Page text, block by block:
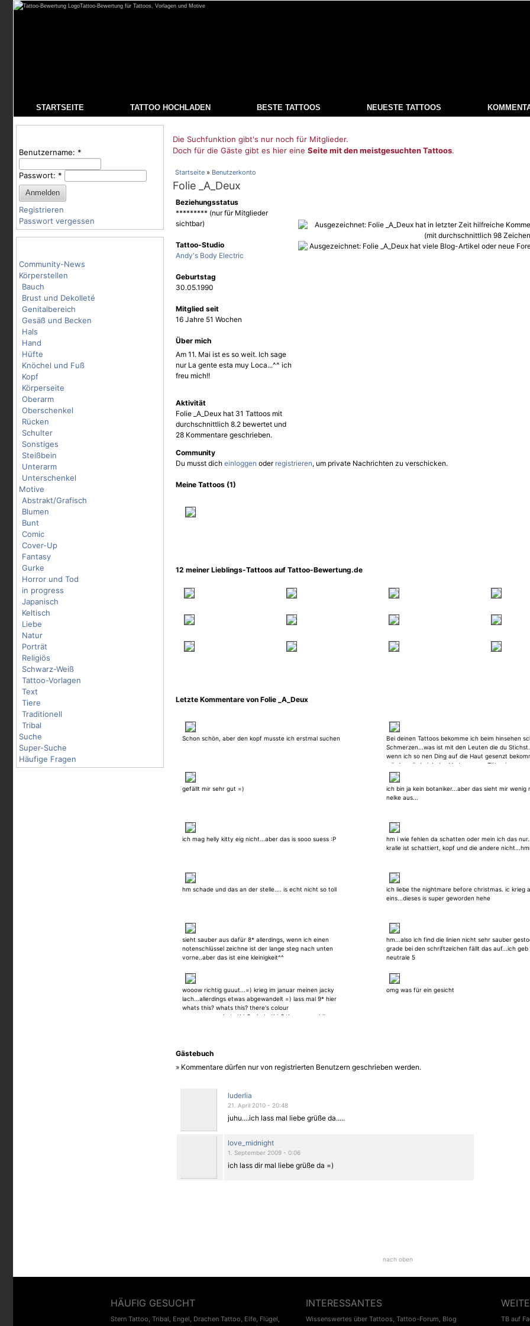
Tattoo-Bewertung für Tattoos, Vorlagen und Motive
STARTSEITE TATTOO HOCHLADEN BESTE TATTOOS NEUESTE TATTOOS
Benutzername: *
Passwort: *
Registrieren
Passwort vergessen
Community-News
Körperstellen
Bauch
Brust und Dekolleté
Genitalbereich
Gesäß und Becken
Hals
Hand
Hüfte
Knöchel und Fuß
Kopf
Körperseite
Oberarm
Oberschenkel
Rücken
Schulter
Sonstiges
Steißbein
Unterarm
Unterschenkel
Motive
Abstrakt/Grafisch
Blumen
Bunt
Comic
Cover-Up
Fantasy
Gurke
Horror und Tod
in progress
Japanisch
Keltisch
Liebe
Natur
Porträt
Religiös
Schwarz-Weiß
Tattoo-Vorlagen
Text
Tiere
Traditionell
Tribal
Suche
Super-Suche
Häufige Fragen
Die Suchfunktion gibt's nur noch für Mitglieder.
Doch für die Gäste gibt es hier eine Seite mit den meistgesuchten Tattoos.
Startseite » Benutzerkonto
Folie _A_Deux
Beziehungsstatus
********* (nur für Mitglieder
sichtbar)
Tattoo-Studio
Andy's Body Electric
Geburtstag
30.05.1990
Mitglied seit
16 Jahre 51 Wochen
Über mich
Am 11. Mai ist es so weit. Ich sage
nur La gente esta muy Loca...^^ ich
freu mich!!
Aktivität
Folie _A_Deux hat 31 Tattoos mit
durchschnittlich 8.2 bewertet und
28 Kommentare geschrieben.
Community
Du musst dich einloggen oder registrieren, um private Nachrichten zu verschicken.
Meine Tattoos (1)
12 meiner Lieblings-Tattoos auf Tattoo-Bewertung.de
Letzte Kommentare von Folie _A_Deux
Schon schön, aber den kopf musste ich erstmal suchen
Bei deinen Tattoos bekomme ich beim hinsehen
Schmerzen...was ist mit den Leuten die du Stichst.
wenn ich so nen Ding auf die Haut gesenzt
würde, würde ich das Vertrauen zu Tätowierern
verlieren und mich wahrscheinlich nie wieder
lassen.
gefällt mir sehr gut =)
ich bin ja kein botaniker...aber das sieht mir wenig
nelke aus...
ich mag helly kitty eig nicht...aber das is sooo suess :P
hm i wie fehlen da schatten oder mein ich das
kralle ist schattiert, kopf und die andere
hm schade und das an der stelle.... is echt nicht so toll
ich liebe the nightmare before christmas. ic krieg
eins...dieses is super geworden hehe
sieht sauber aus dafür 8* allerdings, wenn ich einen
notenschlüssel zeichne ist der lange steg nach unten
vorne..aber das ist eine kleinigkeit^^
hm...also ich find die linien nicht sehr sauber
grade bei den schriftzeichen fällt das auf...ich geb
neutrale 5
wooow richtig guuut...=) krieg im januar meinen jacky
lach...allerdings etwas abgewandelt =) lass mal 9* hier
whats this? whats this? there's colour
everywere...whats this? whats this? there are white
omg was für ein gesicht
Gästebuch
» Kommentare dürfen nur von registrierten Benutzern geschrieben werden.
luderlia
21. April 2010 - 20:48
juhu....ich lass mal liebe grüße da.....
love_midnight
1. September 2009 - 0:06
ich lass dir mal liebe grüße da =)
nach oben
HÄUFIG GESUCHT
Stern Tattoo, Tribal, Engel, Drachen Tattoo, Elfe, Flügel,
INTERESSANTES
Wissenswertes über Tattoos, Tattoo-Forum, Blog TB auf